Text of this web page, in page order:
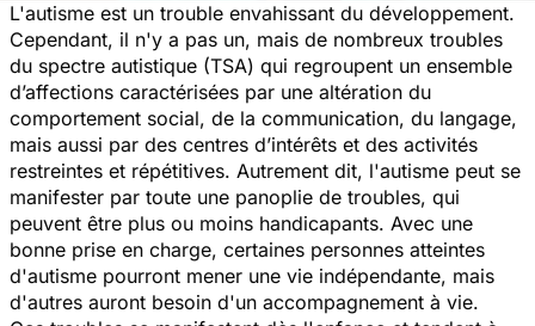
L'autisme est un trouble envahissant du développement.
Cependant, il n'y a pas un, mais de nombreux troubles
du spectre autistique (TSA) qui regroupent un ensemble
d’affections caractérisées par une altération du
comportement social, de la communication, du langage,
mais aussi par des centres d’intérêts et des activités
restreintes et répétitives. Autrement dit, l'autisme peut se
manifester par toute une panoplie de troubles, qui
peuvent être plus ou moins handicapants. Avec une
bonne prise en charge, certaines personnes atteintes
d'autisme pourront mener une vie indépendante, mais
d'autres auront besoin d'un accompagnement à vie.